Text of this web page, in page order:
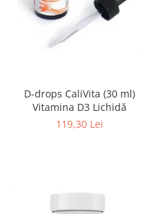
D-drops CaliVita (30 ml)
Vitamina D3 Lichidă
119,30 Lei